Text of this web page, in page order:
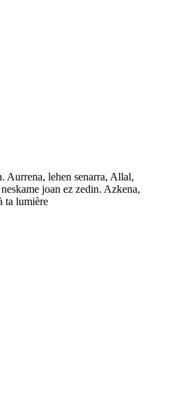
Aurrena, lehen senarra, Allal,
joan ez zedin. Azkena,
ta lumière